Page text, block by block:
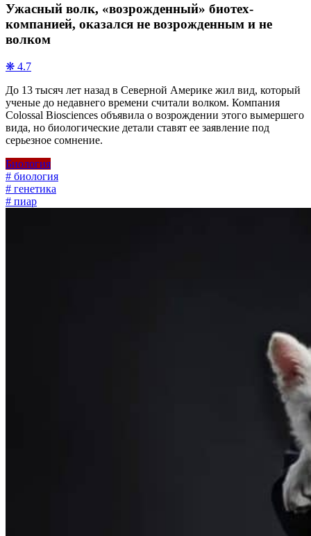
Ужасный волк, «возрожденный» биотех-
компанией, оказался не возрожденным и не
волком
❋ 4.7
До 13 тысяч лет назад в Северной Америке жил вид, который
ученые до недавнего времени считали волком. Компания
Colossal Biosciences объявила о возрождении этого вымершего
вида, но биологические детали ставят ее заявление под
серьезное сомнение.
Биология
# биология
# генетика
# пиар